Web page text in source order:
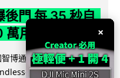
門 每 35 秒自
用家私隱堪憂
博通電子（Zbtlink）生產
」（無盡... 閱
×